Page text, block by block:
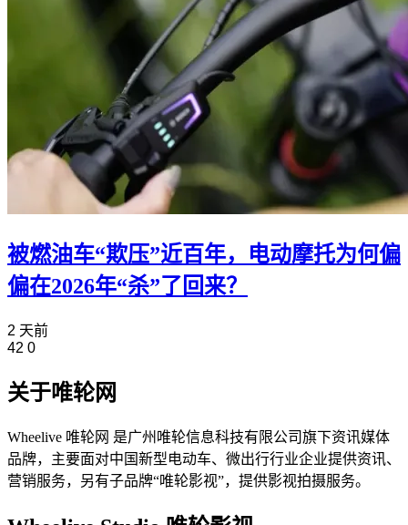
被燃油车“欺压”近百年，电动摩托为何偏
偏在2026年“杀”了回来？
2 天前
42 0
关于唯轮网
Wheelive 唯轮网 是广州唯轮信息科技有限公司旗下资讯媒体
品牌，主要面对中国新型电动车、微出行行业企业提供资讯、
营销服务，另有子品牌“唯轮影视”，提供影视拍摄服务。